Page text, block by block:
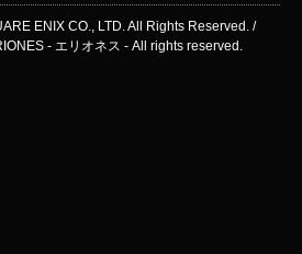
ENIX CO., LTD. All Rights Reserved. /
- エリオネス - All rights reserved.